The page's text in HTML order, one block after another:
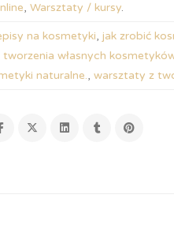
,Warsztaty / kursy.
na kosmetyki,jak zrobić
tworzenia własnych
naturalne.,warsztaty z